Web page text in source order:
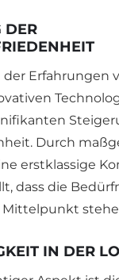
DER
Erfahrungen
Durch
erstklassige
dass die
IN DER